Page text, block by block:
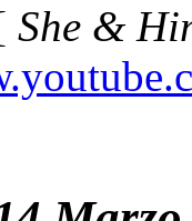
She &